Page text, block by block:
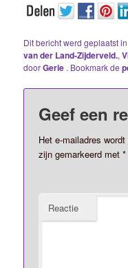
Dit bericht werd geplaatst
van der Land-Zijderveld.,
doorGerie . Bookmark de
Geef een
Het e-mailadres
zijn gemarkeerd met*
Reactie